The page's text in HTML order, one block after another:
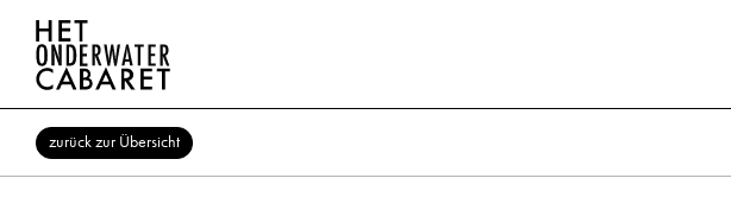
zurück zur Übersicht